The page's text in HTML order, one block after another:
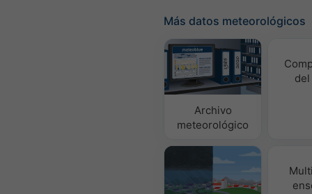
Más datos meteorológicos
Archivo
meteorológico